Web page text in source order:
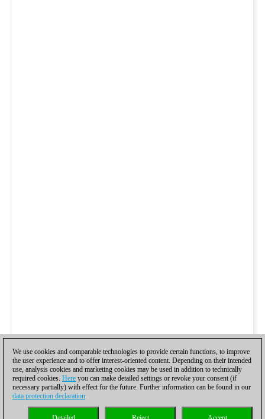
We use cookies and comparable technologies to provide certain functions, to improve
the user experience and to offer interest-oriented content. Depending on their intended
use, analysis cookies and marketing cookies may be used in addition to technically
required cookies. Here you can make detailed settings or revoke your consent (if
necessary partially) with effect for the future. Further information can be found in our
data protection declaration.